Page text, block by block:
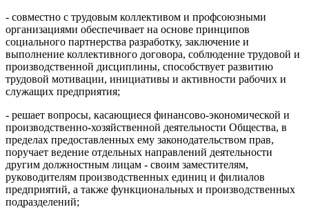
- совместно с трудовым коллективом и профсоюзными
организациями обеспечивает на основе принципов
социального партнерства разработку, заключение и
выполнение коллективного договора, соблюдение трудовой и
производственной дисциплины, способствует развитию
трудовой мотивации, инициативы и активности рабочих и
служащих предприятия;
- решает вопросы, касающиеся финансово-экономической и
производственно-хозяйственной деятельности Общества, в
пределах предоставленных ему законодательством прав,
поручает ведение отдельных направлений деятельности
другим должностным лицам - своим заместителям,
руководителям производственных единиц и филиалов
предприятий, а также функциональных и производственных
подразделений;